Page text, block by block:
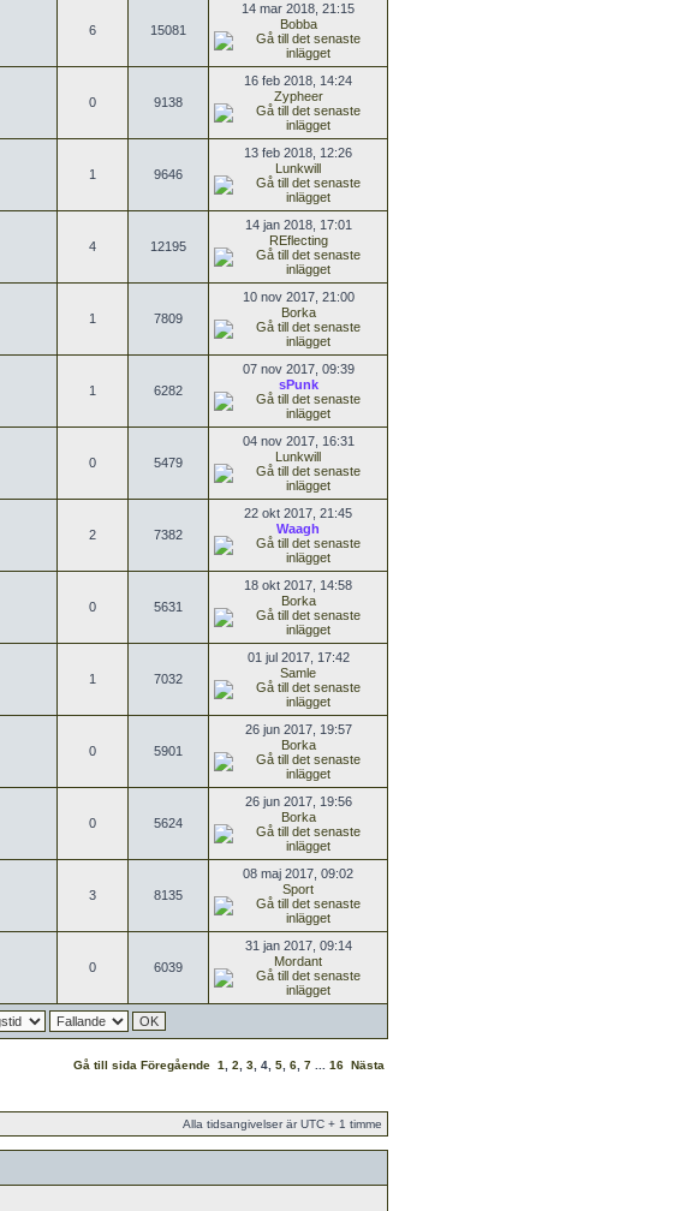
6 15081
14 mar 2018, 21:15
Bobba
0 9138
16 feb 2018, 14:24
Zypheer
1 9646
13 feb 2018, 12:26
Lunkwill
4 12195
14 jan 2018, 17:01
REflecting
1 7809
10 nov 2017, 21:00
Borka
1 6282
07 nov 2017, 09:39
sPunk
0 5479
04 nov 2017, 16:31
Lunkwill
2 7382
22 okt 2017, 21:45
Waagh
0 5631
18 okt 2017, 14:58
Borka
1 7032
01 jul 2017, 17:42
Samle
0 5901
26 jun 2017, 19:57
Borka
0 5624
26 jun 2017, 19:56
Borka
3 8135
08 maj 2017, 09:02
Sport
0 6039
31 jan 2017, 09:14
Mordant
Gå till sida Föregående 1 2 3 4 5 6 7 16 Nästa
Alla tidsangivelser är UTC + 1 timme